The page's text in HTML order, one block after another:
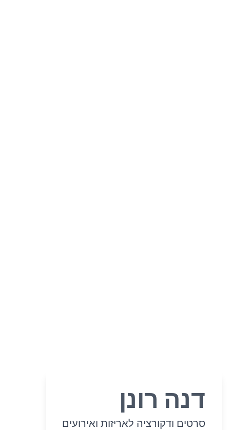
דנה רונן
סרטים ודקורציה לאריזות ואירועים